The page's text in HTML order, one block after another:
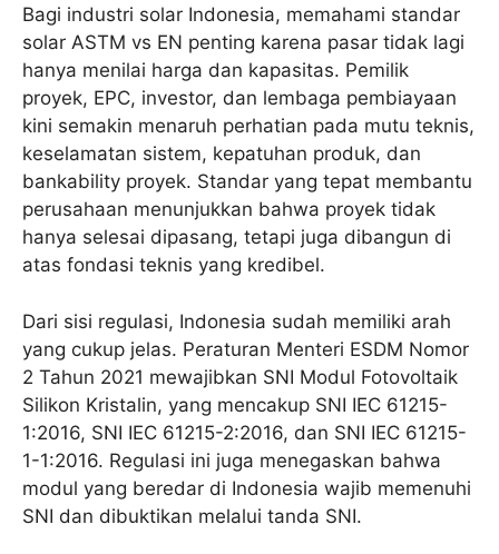
Bagi industri solar Indonesia, memahami standar
solar ASTM vs EN penting karena pasar tidak lagi
hanya menilai harga dan kapasitas. Pemilik
proyek, EPC, investor, dan lembaga pembiayaan
kini semakin menaruh perhatian pada mutu teknis,
keselamatan sistem, kepatuhan produk, dan
bankability proyek. Standar yang tepat membantu
perusahaan menunjukkan bahwa proyek tidak
hanya selesai dipasang, tetapi juga dibangun di
atas fondasi teknis yang kredibel.
Dari sisi regulasi, Indonesia sudah memiliki arah
yang cukup jelas. Peraturan Menteri ESDM Nomor
2 Tahun 2021 mewajibkan SNI Modul Fotovoltaik
Silikon Kristalin, yang mencakup SNI IEC 61215-
1:2016, SNI IEC 61215-2:2016, dan SNI IEC 61215-
1-1:2016. Regulasi ini juga menegaskan bahwa
modul yang beredar di Indonesia wajib memenuhi
SNI dan dibuktikan melalui tanda SNI.